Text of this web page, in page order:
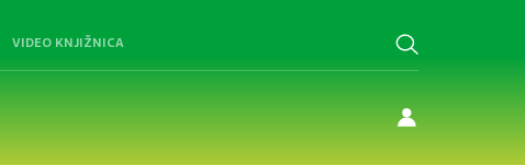
VIDEO KNJIŽNICA